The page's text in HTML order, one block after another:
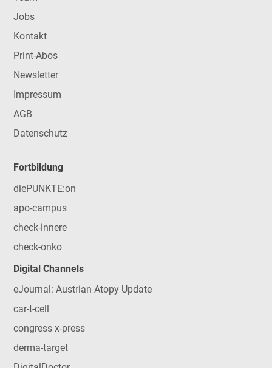
Jobs
Kontakt
Print-Abos
Newsletter
Impressum
AGB
Datenschutz
Fortbildung
diePUNKTE:on
apo-campus
check-innere
check-onko
Digital Channels
eJournal: Austrian Atopy Update
car-t-cell
congress x-press
derma-target